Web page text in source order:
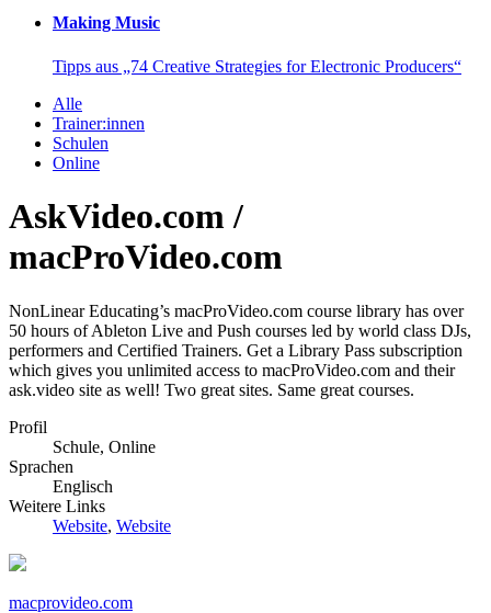
Making Music
Tipps aus „74 Creative Strategies for Electronic Producers“
Alle
Trainer:innen
Schulen
Online
AskVideo.com /
macProVideo.com
NonLinear Educating’s macProVideo.com course library has over
50 hours of Ableton Live and Push courses led by world class DJs,
performers and Certified Trainers. Get a Library Pass subscription
which gives you unlimited access to macProVideo.com and their
ask.video site as well! Two great sites. Same great courses.
Profil
Schule, Online
Sprachen
Englisch
Weitere Links
Website, Website
macprovideo.com